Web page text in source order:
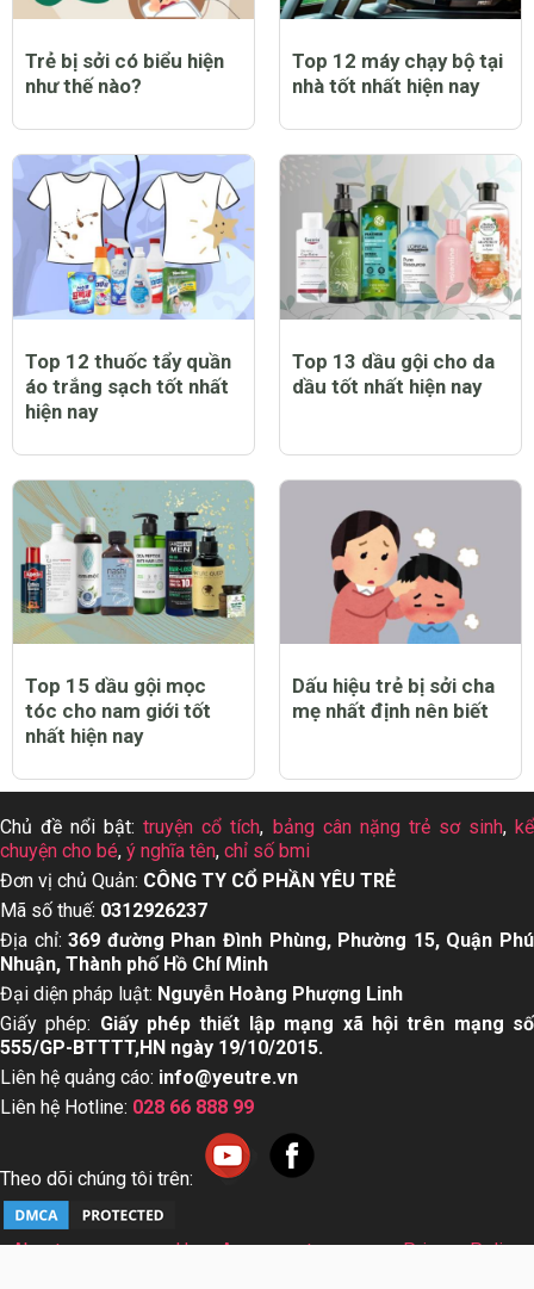
Trẻ bị sởi có biểu hiện
như thế nào?
Top 12 máy chạy bộ tại
nhà tốt nhất hiện nay
Top 12 thuốc tẩy quần
áo trắng sạch tốt nhất
hiện nay
Top 13 dầu gội cho da
dầu tốt nhất hiện nay
Top 15 dầu gội mọc
tóc cho nam giới tốt
nhất hiện nay
Dấu hiệu trẻ bị sởi cha
mẹ nhất định nên biết
Chủ đề nổi bật:truyện cổ tích, bảng cân nặng trẻ sơ sinh, kể
chuyện cho bé, ý nghĩa tên, chỉ số bmi
Đơn vị chủ Quản: CÔNG TY CỔ PHẦN YÊU TRẺ
Mã số thuế: 0312926237
Địa chỉ:369 đường Phan Đình Phùng, Phường 15, Quận Phú
Nhuận, Thành phố Hồ Chí Minh
Đại diện pháp luật: Nguyễn Hoàng Phượng Linh
Giấy phép: Giấy phép thiết lập mạng xã hội trên mạng số
555/GP-BTTTT,HN ngày 19/10/2015.
Liên hệ quảng cáo: info@yeutre.vn
Liên hệ Hotline: 028 66 888 99
Theo dõi chúng tôi trên:
About us User Agreement
Privacy Policy